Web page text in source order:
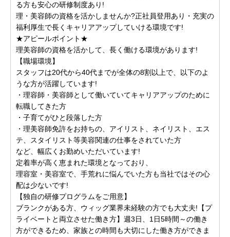
る方も安心の研修制度あり!
理・美容師の資格を活かしませんか?正社員登用あり・充実の
福利厚生で長くキャリアアップしていける環境です!
★アピールポイント★
理美容師の資格を活かして、長く働ける環境があります!
【職場環境】
スタッフは20代から40代までが全体の8割以上で、以下のよ
うな方が活躍しています!
・理容師・美容師として働いていてキャリアアップのために
転職してきた方
・子育てがひと段落した方
・理美容師免許をお持ちの、アイリスト、ネイリスト、エス
テ、スタイリスト等美容関連の仕事をされていた方
など、幅広くお勤めいただいています!
定着率が高く恵まれた環境となっており、
理容室・美容室で、手荒れに悩んでいた方も当社ではその心
配は少ないです!
【独自の研修プログラムをご用意】
ブランクがある方、ウィッグ業界未経験の方でも大丈夫!【プ
ライベートと両立させた働き方】週3日、1日5時間～の働き
方ができるため、家族との時間も大切にした働き方ができま